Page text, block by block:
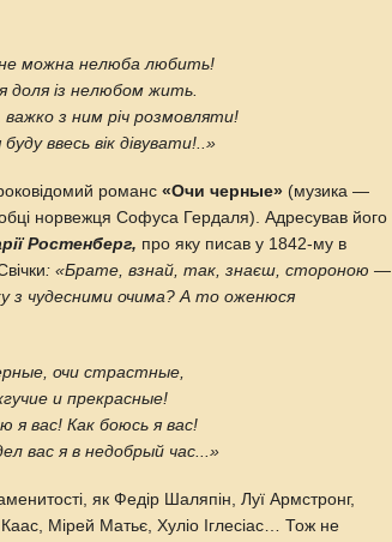
можна нелюба любить!
доля із нелюбом жить.
з ним річ розмовляти!
ввесь вік дівувати!..»
романс«Очи черные» (музика —
норвежця Софуса Гердаля). Адресував його
Ростенберг, про яку писав у 1842-му в
: «Брате, взнай, так, знаєш, стороною —
з чудесними очима? А то оженюся
очи страстные,
и прекрасные!
я вас! Как боюсь я вас!
вас я в недобрый час...»
як Федір Шаляпін, Луї Армстронг,
Мірей Матьє, Хуліо Іглесіас… Тож не